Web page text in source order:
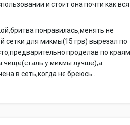
и стоит она почти как вся
понравилась,менять не
сетки для микмы(15 грв) вырезал по
проделав по краям
чище(сталь у микмы лучше),а
в сеть,когда не бреюсь...